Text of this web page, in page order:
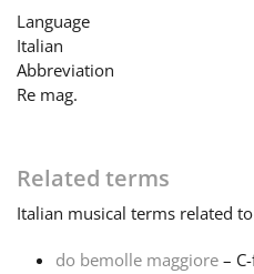
Deutsch
Español
Language
Italian
Abbreviation
Re mag.
Related terms
Italian musical terms related to
do bemolle maggiore –